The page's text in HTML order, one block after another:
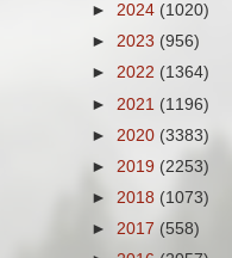
► 2024 (1020)
► 2023 (956)
► 2022 (1364)
► 2021 (1196)
► 2020 (3383)
► 2019 (2253)
► 2018 (1073)
► 2017 (558)